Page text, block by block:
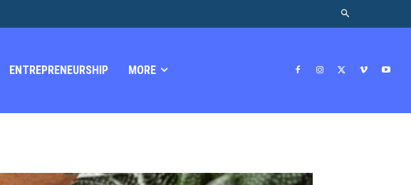
ENTREPRENEURSHIP MORE